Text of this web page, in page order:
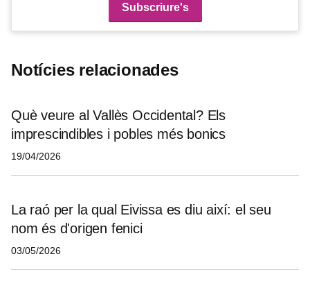
Notícies relacionades
Què veure al Vallès Occidental? Els
imprescindibles i pobles més bonics
19/04/2026
La raó per la qual Eivissa es diu així: el seu
nom és d'origen fenici
03/05/2026